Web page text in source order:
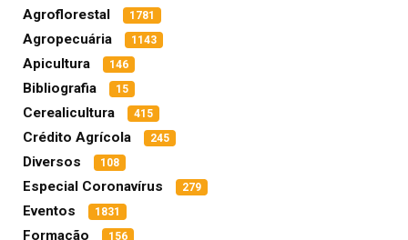
Agroflorestal 1781
Agropecuária 1143
Apicultura 146
Bibliografia 15
Cerealicultura 415
Crédito Agrícola 245
Diversos 108
Especial Coronavírus 279
Eventos 1831
Formação 156